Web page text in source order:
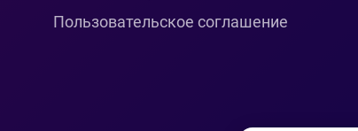
Пользовательское соглашение